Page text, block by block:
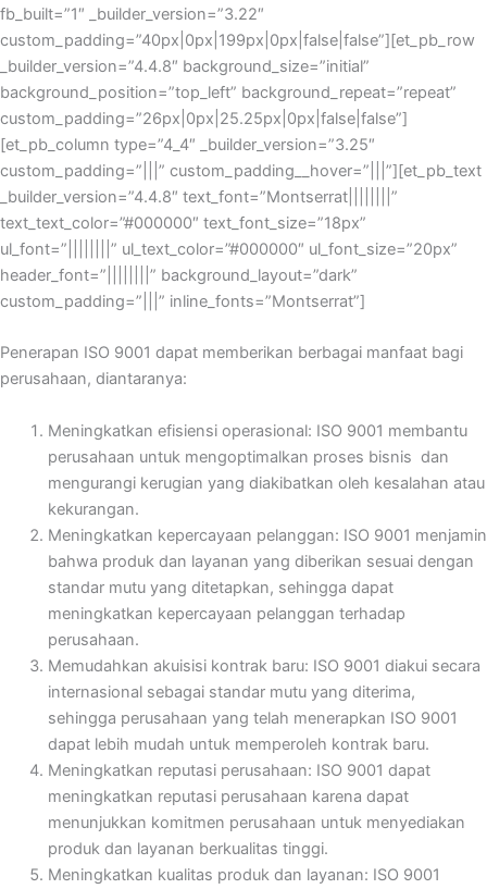
fb_built=”1″ _builder_version=”3.22″
custom_padding=”40px|0px|199px|0px|false|false”][et_pb_row
_builder_version=”4.4.8″ background_size=”initial”
background_position=”top_left” background_repeat=”repeat”
custom_padding=”26px|0px|25.25px|0px|false|false”]
[et_pb_column type=”4_4″ _builder_version=”3.25″
custom_padding=”|||” custom_padding__hover=”|||”][et_pb_text
_builder_version=”4.4.8″ text_font=”Montserrat||||||||”
text_text_color=”#000000″ text_font_size=”18px”
ul_font=”||||||||” ul_text_color=”#000000″ ul_font_size=”20px”
header_font=”||||||||” background_layout=”dark”
custom_padding=”|||” inline_fonts=”Montserrat”]
Penerapan ISO 9001 dapat memberikan berbagai manfaat bagi
perusahaan, diantaranya:
Meningkatkan efisiensi operasional: ISO 9001 membantu
perusahaan untuk mengoptimalkan proses bisnis dan
mengurangi kerugian yang diakibatkan oleh kesalahan atau
kekurangan.
Meningkatkan kepercayaan pelanggan: ISO 9001 menjamin
bahwa produk dan layanan yang diberikan sesuai dengan
standar mutu yang ditetapkan, sehingga dapat
meningkatkan kepercayaan pelanggan terhadap
perusahaan.
Memudahkan akuisisi kontrak baru: ISO 9001 diakui secara
internasional sebagai standar mutu yang diterima,
sehingga perusahaan yang telah menerapkan ISO 9001
dapat lebih mudah untuk memperoleh kontrak baru.
Meningkatkan reputasi perusahaan: ISO 9001 dapat
meningkatkan reputasi perusahaan karena dapat
menunjukkan komitmen perusahaan untuk menyediakan
produk dan layanan berkualitas tinggi.
Meningkatkan kualitas produk dan layanan: ISO 9001